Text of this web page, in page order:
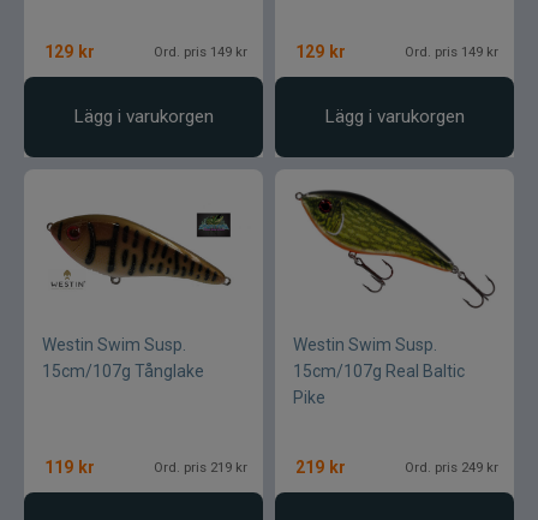
129 kr Ord. pris 149 kr
Lägg i varukorgen
129 kr Ord. pris 149 kr
Lägg i varukorgen
Westin Swim Susp.
15cm/107g Tånglake
119 kr Ord. pris 219 kr
Westin Swim Susp.
15cm/107g Real Baltic
Pike
219 kr Ord. pris 249 kr